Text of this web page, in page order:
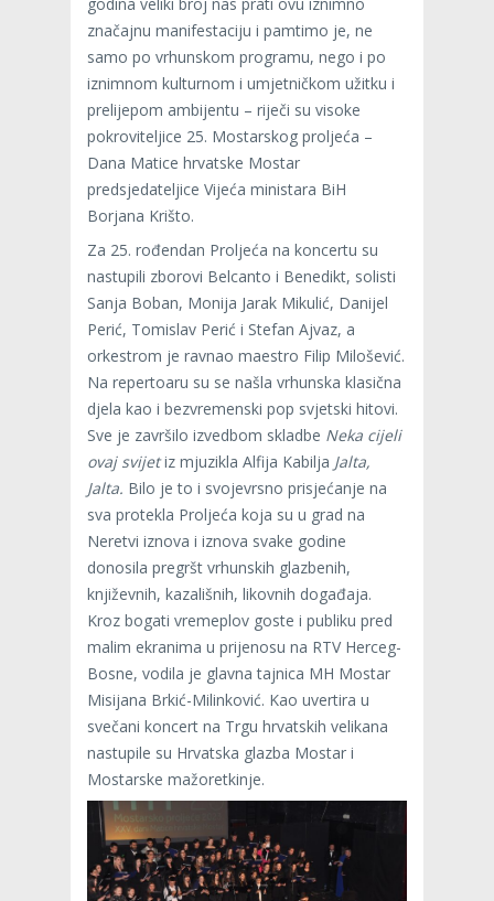
značajnu manifestaciju i pamtimo je, ne
samo po vrhunskom programu, nego i po
iznimnom kulturnom i umjetničkom užitku i
prelijepom ambijentu – riječi su visoke
pokroviteljice 25. Mostarskog proljeća –
Dana Matice hrvatske Mostar
predsjedateljice Vijeća ministara BiH
Borjana Krišto.
Za 25. rođendan Proljeća na koncertu su
nastupili zborovi Belcanto i Benedikt, solisti
Sanja Boban, Monija Jarak Mikulić, Danijel
Perić, Tomislav Perić i Stefan Ajvaz, a
orkestrom je ravnao maestro Filip Milošević.
Na repertoaru su se našla vrhunska klasična
djela kao i bezvremenski pop svjetski hitovi.
Sve je završilo izvedbom skladbe Neka cijeli
ovaj svijetiz mjuzikla Alfija Kabilja Jalta,
Jalta. Bilo je to i svojevrsno prisjećanje na
sva protekla Proljeća koja su u grad na
Neretvi iznova i iznova svake godine
donosila pregršt vrhunskih glazbenih,
književnih, kazališnih, likovnih događaja.
Kroz bogati vremeplov goste i publiku pred
malim ekranima u prijenosu na RTV Herceg-
Bosne, vodila je glavna tajnica MH Mostar
Misijana Brkić-Milinković. Kao uvertira u
svečani koncert na Trgu hrvatskih velikana
nastupile su Hrvatska glazba Mostar i
Mostarske mažoretkinje.